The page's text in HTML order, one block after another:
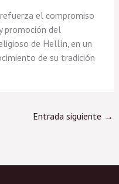
el compromiso
promoción del
de Hellín, en un
de su tradición
Entrada siguiente →